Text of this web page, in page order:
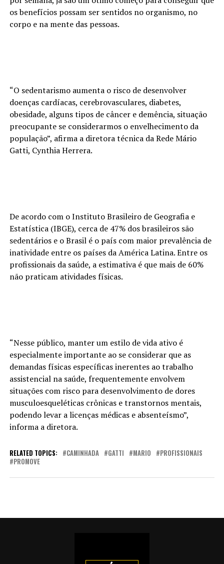
os benefícios possam ser sentidos no organismo, no
corpo e na mente das pessoas.
“O sedentarismo aumenta o risco de desenvolver
doenças cardíacas, cerebrovasculares, diabetes,
obesidade, alguns tipos de câncer e demência, situação
preocupante se considerarmos o envelhecimento da
população”, afirma a diretora técnica da Rede Mário
Gatti, Cynthia Herrera.
De acordo com o Instituto Brasileiro de Geografia e
Estatística (IBGE), cerca de 47% dos brasileiros são
sedentários e o Brasil é o país com maior prevalência de
inatividade entre os países da América Latina. Entre os
profissionais da saúde, a estimativa é que mais de 60%
não praticam atividades físicas.
“Nesse público, manter um estilo de vida ativo é
especialmente importante ao se considerar que as
demandas físicas específicas inerentes ao trabalho
assistencial na saúde, frequentemente envolvem
situações com risco para desenvolvimento de dores
musculoesqueléticas crônicas e transtornos mentais,
podendo levar a licenças médicas e absenteísmo”,
informa a diretora.
RELATED TOPICS: CAMINHADA GATTI MARIO
PROFISSIONAIS
PROMOVE